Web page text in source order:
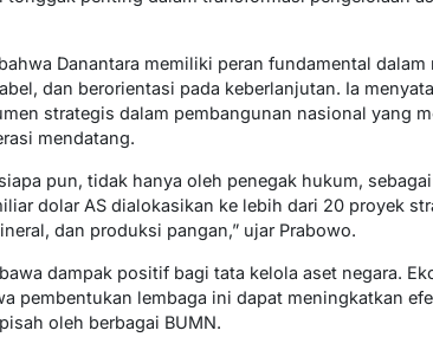
Danantara memiliki peran fundamental
dan berorientasi pada keberlanjutan. Ia
strategis dalam pembangunan nasional yang
mendatang.
pun, tidak hanya oleh penegak hukum,
dolar AS dialokasikan ke lebih dari 20 proyek
dan produksi pangan,” ujar Prabowo.
dampak positif bagi tata kelola aset negara.
pembentukan lembaga ini dapat meningkatkan
oleh berbagai BUMN.